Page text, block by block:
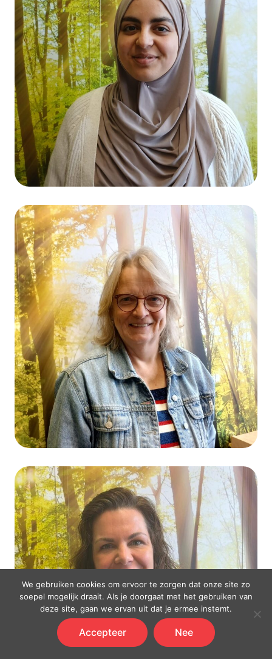
We gebruiken cookies om ervoor te zorgen dat onze site zo
soepel mogelijk draait. Als je doorgaat met het gebruiken van
deze site, gaan we ervan uit dat je ermee instemt.
Accepteer Nee